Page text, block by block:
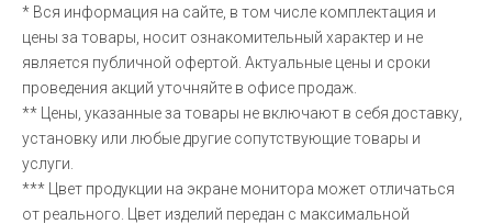
* Вся информация на сайте, в том числе комплектация и
цены за товары, носит ознакомительный характер и не
является публичной офертой. Актуальные цены и сроки
проведения акций уточняйте в офисе продаж.
** Цены, указанные за товары не включают в себя доставку,
установку или любые другие сопутствующие товары и
услуги.
*** Цвет продукции на экране монитора может отличаться
от реального. Цвет изделий передан с максимальной